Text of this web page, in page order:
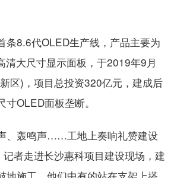
8.6代OLED生产线，产品主要为
大尺寸显示面板，于2019年9月
区)，项目总投资320亿元，建成后
OLED面板垄断。
轰鸣声……工地上奏响礼赞建设
记者走进长沙惠科项目建设现场，建